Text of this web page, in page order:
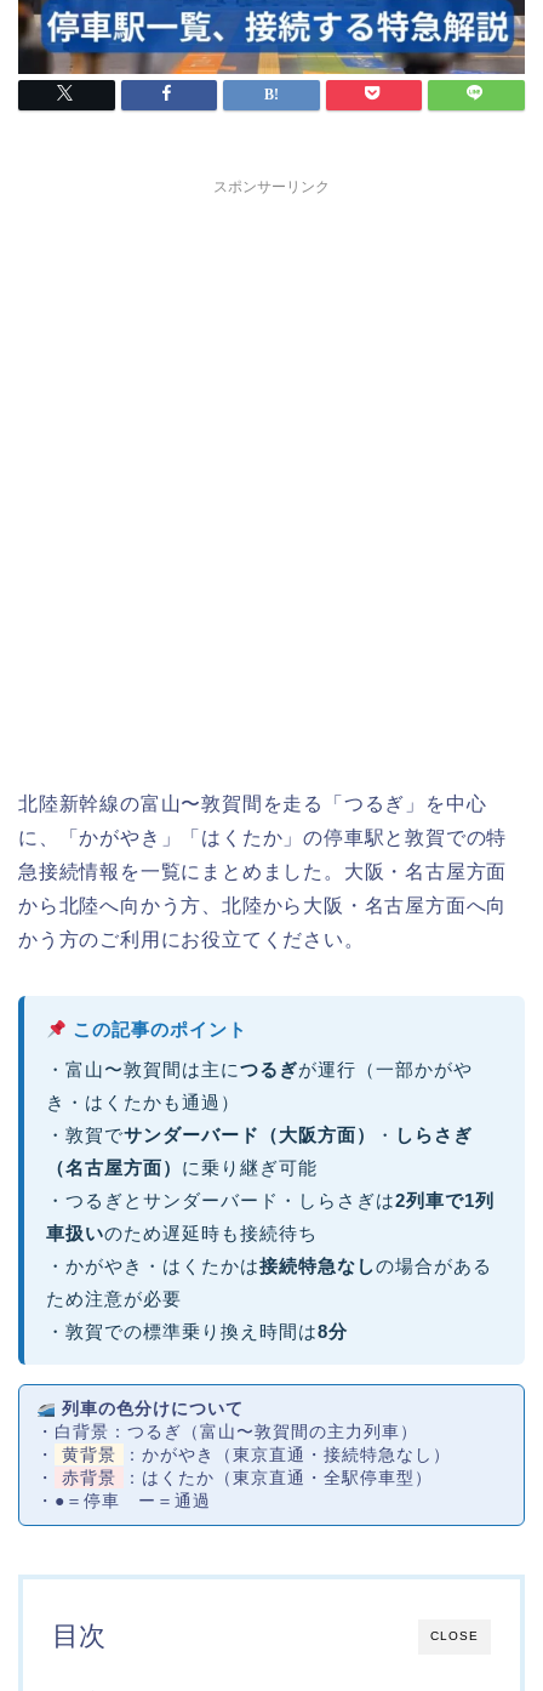
スポンサーリンク
北陸新幹線の富山〜敦賀間を走る「つるぎ」を中心
に、「かがやき」「はくたか」の停車駅と敦賀での特
急接続情報を一覧にまとめました。大阪・名古屋方面
から北陸へ向かう方、北陸から大阪・名古屋方面へ向
かう方のご利用にお役立てください。
この記事のポイント
・富山〜敦賀間は主につるぎが運行（一部かがや
き・はくたかも通過）
・敦賀でサンダーバード（大阪方面） ・ しらさぎ
（名古屋方面） に乗り継ぎ可能
・つるぎとサンダーバード・しらさぎは2列車で1列
車扱いのため遅延時も接続待ち
・かがやき・はくたかは接続特急なしの場合がある
ため注意が必要
・敦賀での標準乗り換え時間は8分
列車の色分けについて
・白背景：つるぎ（富山〜敦賀間の主力列車）
・
黄背景
：かがやき（東京直通・接続特急なし）
・
赤背景
：はくたか（東京直通・全駅停車型）
・●＝停車 ー＝通過
CLOSE
目次